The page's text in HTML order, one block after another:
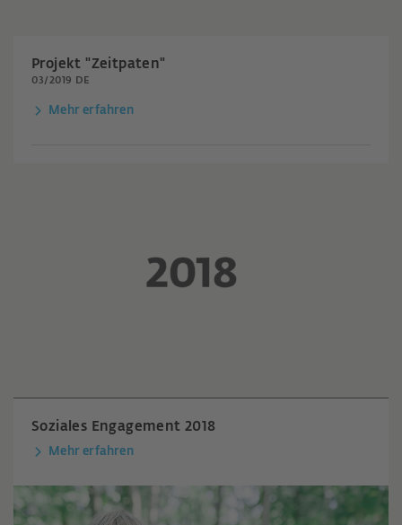
Projekt "Zeitpaten"
03/2019 DE
Mehr erfahren
Soziales Engagement 2018
Mehr erfahren